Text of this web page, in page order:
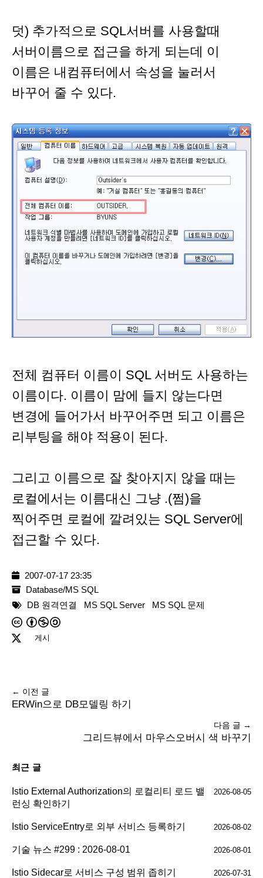
덧) 추가적으로 SQL서버를 사용할때
서버이름으로 접근을 하게 되는데 이
이름은 내컴퓨터에서 속성을 눌러서
바꾸어 줄 수 있다.
전체 컴퓨터 이름이 SQL 서버도 사용하는
이름이다. 이름이 맘에 들지 않는다면
변경에 들어가서 바꾸어주면 되고 이름은
리부팅을 해야 적용이 된다.
그리고 이름으로 잘 찾아지지 않을 때는
로컬에서는 이름대신 그냥 .(쩜)을
찍어주면 로컬에 깔려있는 SQL Server에
접근할 수 있다.
2007-07-17 23:35
Database/MS SQL
DB 원격연결
MS SQL Server MS SQL 문제
게시
← 이전 글
ERWin으로 DB모델링 하기
다음 글 →
그리드뷰에서 마우스오버시 색 바꾸기
최근 글
Istio External Authorization의 로컬리티 로드 밸
런싱 확인하기
2026-08-05
Istio ServiceEntry로 외부 서비스 등록하기 2026-08-02
기술 뉴스 #299 : 2026-08-01 2026-08-01
Istio Sidecar로 서비스 구성 범위 좁히기 2026-07-31